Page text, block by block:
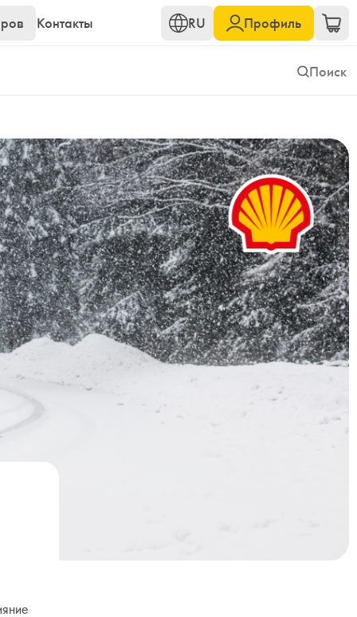
Контакты RU Профиль